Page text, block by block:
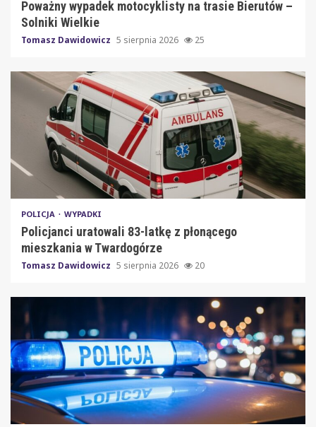
Poważny wypadek motocyklisty na trasie Bierutów –
Solniki Wielkie
Tomasz Dawidowicz 5 sierpnia 2026 25
POLICJA WYPADKI
Policjanci uratowali 83-latkę z płonącego
mieszkania w Twardogórze
Tomasz Dawidowicz 5 sierpnia 2026 20